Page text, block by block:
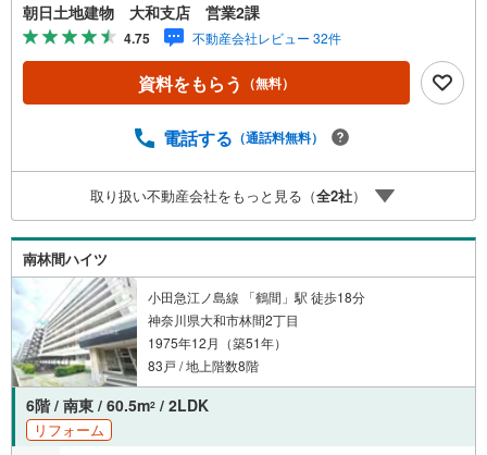
朝日土地建物 大和支店 営業2課
4.75 不動産会社レビュー 32件
資料をもらう （無料）
電話する （通話料無料）
取り扱い不動産会社をもっと見る（全2社）
南林間ハイツ
小田急江ノ島線 「鶴間」駅 徒歩18分
神奈川県大和市林間2丁目
1975年12月（築51年）
83戸 / 地上階数8階
6階 / 南東 / 60.5m2 / 2LDK
リフォーム